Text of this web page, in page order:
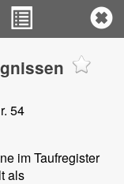
54
im Taufregister
als